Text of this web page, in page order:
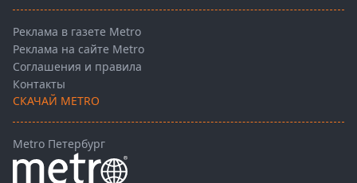
Реклама в газете Metro
Реклама на сайте Metro
Соглашения и правила
Контакты
СКАЧАЙ METRO
Metro Петербург